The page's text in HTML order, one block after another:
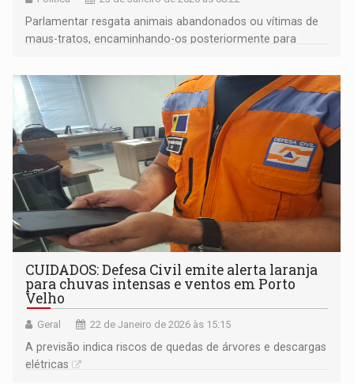
Parlamentar resgata animais abandonados ou vítimas de
maus-tratos, encaminhando-os posteriormente para
CUIDADOS: Defesa Civil emite alerta laranja
para chuvas intensas e ventos em Porto
Velho
Geral 22 de Janeiro de 2026 às 15:15
A previsão indica riscos de quedas de árvores e descargas
elétricas